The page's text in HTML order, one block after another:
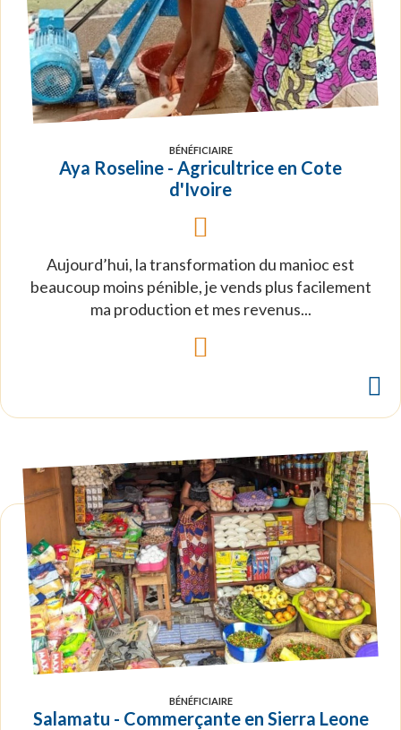
BÉNÉFICIAIRE
Aya Roseline - Agricultrice en Cote
d'Ivoire
Aujourd’hui, la transformation du manioc est
beaucoup moins pénible, je vends plus facilement
ma production et mes revenus...
BÉNÉFICIAIRE
Salamatu - Commerçante en Sierra Leone